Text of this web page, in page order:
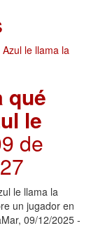
qué
le
de
le llama la
un jugador en
09/12/2025 -